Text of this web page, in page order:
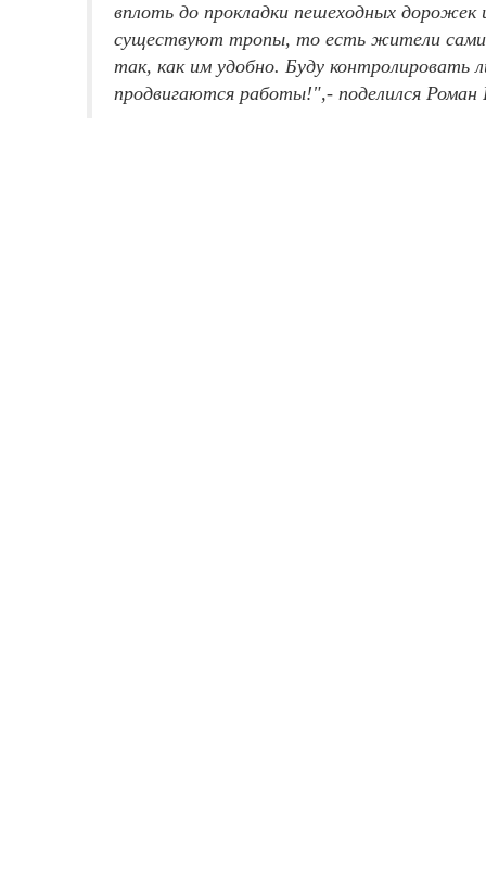
вплоть до прокладки пешеходных
существуют тропы, то есть жители сами
так, как им удобно. Буду контролировать
продвигаются работы!",- поделился Роман